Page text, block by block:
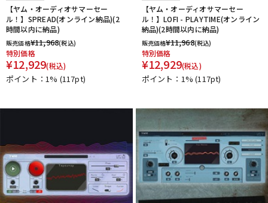
DJ機器
DTM オンライン納品 レコーディング機器
中古 ヴィンテージ
【ヤム・オーディオサマーセー
ル！】SPREAD(オンライン納品)(2
時間以内に納品)
販売価格¥11,968(税込)
特別価格
¥12,929(税込)
ポイント：1% (117pt)
【ヤム・オーディオサマーセー
ル！】LOFI - PLAYTIME(オンライン
納品)(2時間以内に納品)
販売価格¥11,968(税込)
特別価格
¥12,929(税込)
ポイント：1%(117pt)